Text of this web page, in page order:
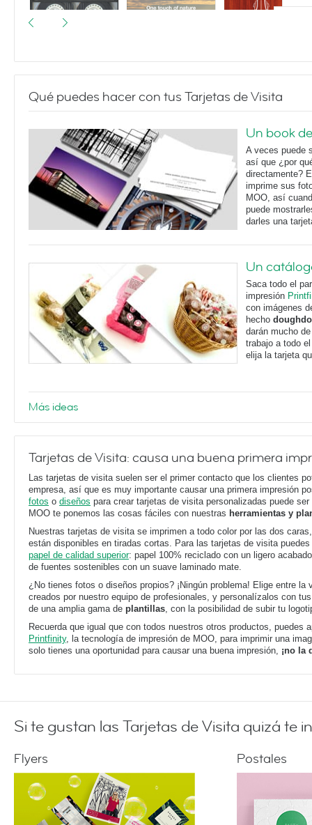
I made you a
mixtape
Landscapes Violin Silhouette
Qué puedes hacer con tus Tarjetas de Visita
Un book
A veces puede
así que ¿por
directamente?
imprime sus
MOO, así
puede
darles una
Un
Saca todo el
impresión
con imágenes
hecho
darán mucho
trabajo a todo
elija la tarjeta
Más ideas
Tarjetas de Visita: causa una buena primera
Las tarjetas de visita suelen ser el primer contacto que los clientes
empresa, así que es muy importante causar una primera impresión
fotos o diseños para crear tarjetas de visita personalizadas puede
MOO te ponemos las cosas fáciles con nuestras herramientas y
Nuestras tarjetas de visita se imprimen a todo color por las dos
están disponibles en tiradas cortas. Para las tarjetas de visita
papel de calidad superior: papel 100% reciclado con un ligero
de fuentes sostenibles con un suave laminado mate.
¿No tienes fotos o diseños propios? ¡Ningún problema! Elige entre la
creados por nuestro equipo de profesionales, y personalízalos con
de una amplia gama de plantillas, con la posibilidad de subir tu
Recuerda que igual que con todos nuestros otros productos, puedes
Printfinity, la tecnología de impresión de MOO, para imprimir una
solo tienes una oportunidad para causar una buena impresión, ¡no la
Si te gustan las Tarjetas de Visita quizá te
Flyers Postales